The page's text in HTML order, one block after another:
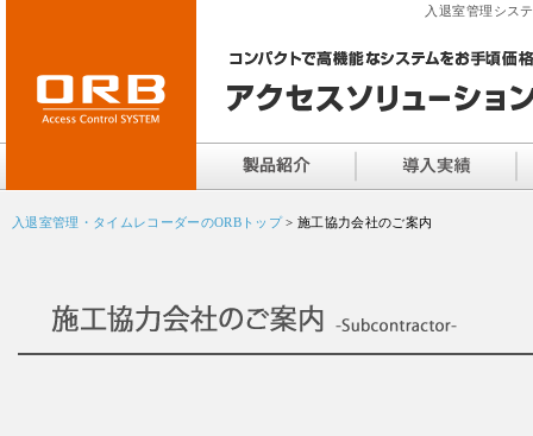
入退室管理シス
入退室管理・タイムレコーダーのORBトップ> 施工協力会社のご案内